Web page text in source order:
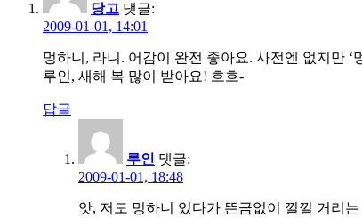
당고 댓글:
2009-01-01, 14:01
멍하니, 라니. 어감이 완전 좋아요. 사전엔 없지만
루인, 새해 복 많이 받아요! 흐흐-
답글
루인 댓글:
2009-01-01, 18:48
앗, 저도 멍하니 있다가 뜬금없이 낄낄 거리